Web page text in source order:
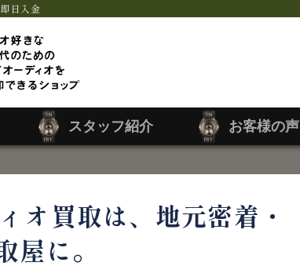
日入金
スタッフ紹介 お客様の声
オ買取は、地元密着・
に。